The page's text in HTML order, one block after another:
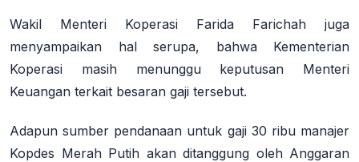
Wakil Menteri Koperasi Farida Farichah juga
menyampaikan hal serupa, bahwa Kementerian
Koperasi masih menunggu keputusan Menteri
Keuangan terkait besaran gaji tersebut.
Adapun sumber pendanaan untuk gaji 30 ribu manajer
Kopdes Merah Putih akan ditanggung oleh Anggaran